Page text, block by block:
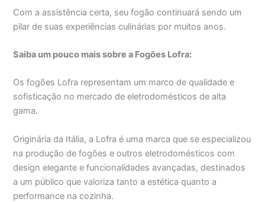
Com a assistência certa, seu fogão continuará sendo um
pilar de suas experiências culinárias por muitos anos.
Saiba um pouco mais sobre a Fogões Lofra:
Os fogões Lofra representam um marco de qualidade e
sofisticação no mercado de eletrodomésticos de alta
gama.
Originária da Itália, a Lofra é uma marca que se especializou
na produção de fogões e outros eletrodomésticos com
design elegante e funcionalidades avançadas, destinados
a um público que valoriza tanto a estética quanto a
performance na cozinha.